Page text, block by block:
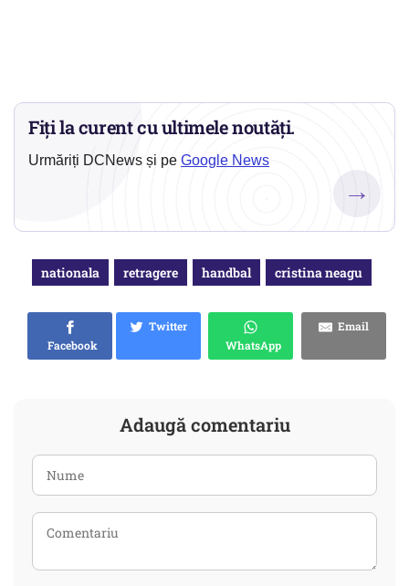
Fiți la curent cu ultimele noutăți.
Urmăriți DCNews și pe Google News
→
nationala retragere handbal cristina neagu
Facebook
Twitter
WhatsApp
Email
Adaugă comentariu